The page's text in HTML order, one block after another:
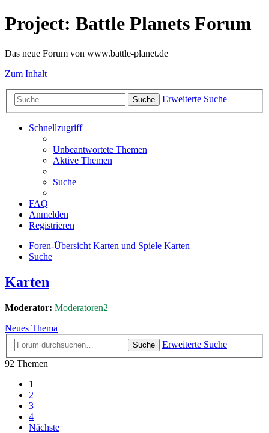
Project: Battle Planets Forum
Das neue Forum von www.battle-planet.de
Zum Inhalt
Suche Erweiterte Suche
Schnellzugriff
Unbeantwortete Themen
Aktive Themen
Suche
FAQ
Anmelden
Registrieren
Foren-Übersicht Karten und Spiele Karten
Suche
Karten
Moderator: Moderatoren2
Neues Thema
Suche
Erweiterte Suche
92 Themen
1
2
3
4
Nächste